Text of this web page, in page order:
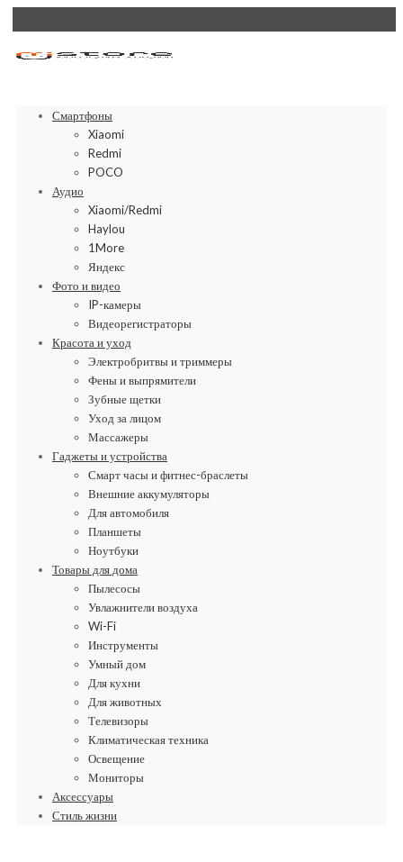
Смартфоны
Xiaomi
Redmi
POCO
Аудио
Xiaomi/Redmi
Haylou
1More
Яндекс
Фото и видео
IP-камеры
Видеорегистраторы
Красота и уход
Электробритвы и триммеры
Фены и выпрямители
Зубные щетки
Уход за лицом
Массажеры
Гаджеты и устройства
Смарт часы и фитнес-браслеты
Внешние аккумуляторы
Для автомобиля
Планшеты
Ноутбуки
Товары для дома
Пылесосы
Увлажнители воздуха
Wi-Fi
Инструменты
Умный дом
Для кухни
Для животных
Телевизоры
Климатическая техника
Освещение
Мониторы
Аксессуары
Стиль жизни